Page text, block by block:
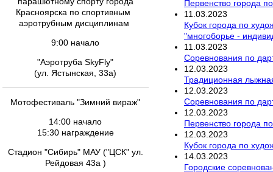
Красноярска по спортивным
аэротрубным дисциплинам
9:00 начало
"Аэротруба SkyFly"
(ул. Ястынская, 33а)
Мотофестиваль "Зимний вираж"
14:00 начало
15:30 награждение
Стадион "Сибирь" МАУ ("ЦСК" ул.
Рейдовая 43а )
Первенство города
11 03 2023
Кубок города по
"многоборье -
11 03 2023
Соревнования по
12 03 2023
Традиционная
12 03 2023
Соревнования по
12 03 2023
Первенство города
12 03 2023
Кубок города по
14 03 2023
Городские